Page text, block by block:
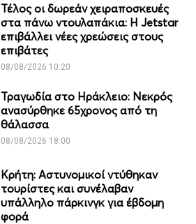
Τέλος οι δωρεάν χειραποσκευές
στα πάνω ντουλαπάκια: Η Jetstar
επιβάλλει νέες χρεώσεις στους
επιβάτες
08/08/2026 10:20
Τραγωδία στο Ηράκλειο: Νεκρός
ανασύρθηκε 65χρονος από τη
θάλασσα
08/08/2026 18:00
Κρήτη: Αστυνομικοί ντύθηκαν
τουρίστες και συνέλαβαν
υπάλληλο πάρκινγκ για έβδομη
φορά